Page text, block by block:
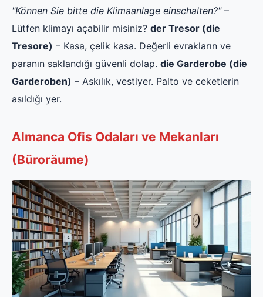
"Können Sie bitte die Klimaanlage einschalten?"–
Lütfen klimayı açabilir misiniz? der Tresor (die
Tresore) – Kasa, çelik kasa. Değerli evrakların ve
paranın saklandığı güvenli dolap. die Garderobe (die
Garderoben) – Askılık, vestiyer. Palto ve ceketlerin
asıldığı yer.
Almanca Ofis Odaları ve Mekanları
(Büroräume)